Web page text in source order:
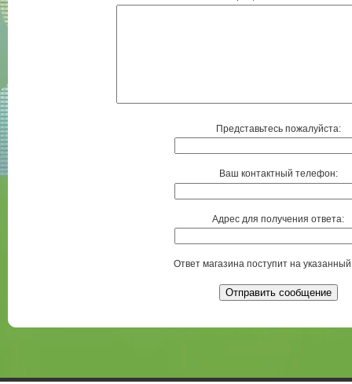
Представьтесь пожалуйста:
Ваш контактный телефон:
Адрес для получения ответа:
Ответ магазина поступит на